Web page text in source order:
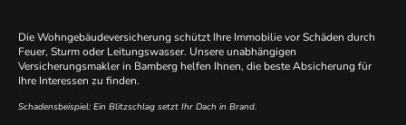
Die Wohngebäudeversicherung schützt Ihre Immobilie vor Schäden durch
Feuer, Sturm oder Leitungswasser. Unsere unabhängigen
Versicherungsmakler in Bamberg helfen Ihnen, die beste Absicherung für
Ihre Interessen zu finden.
Schadensbeispiel: Ein Blitzschlag setzt Ihr Dach in Brand.